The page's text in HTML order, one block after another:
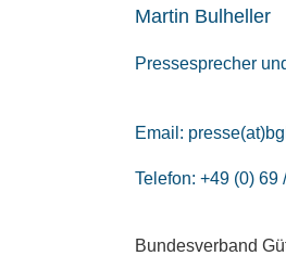
Martin Bulheller
Pressesprecher
Email:
Telefon: +49 (0) 69
Bundesverband